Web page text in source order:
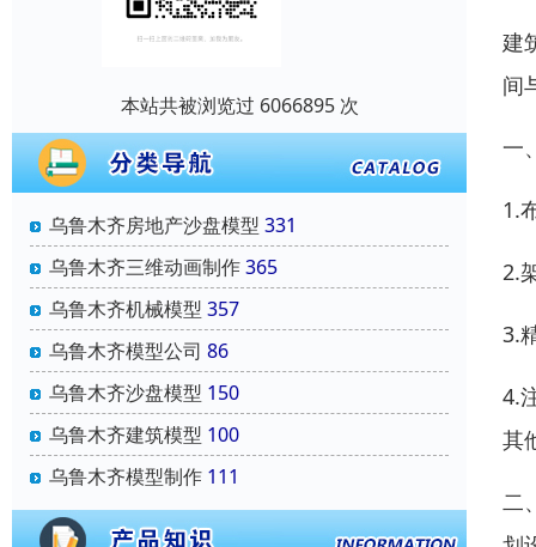
本站共被浏览过 6066895 次
乌鲁木齐房地产沙盘模型 331
乌鲁木齐三维动画制作365
乌鲁木齐机械模型 357
乌鲁木齐模型公司 86
乌鲁木齐沙盘模型 150
乌鲁木齐建筑模型 100
乌鲁木齐模型制作 111
建
间
一
1.
2.
3.
4.
其
二